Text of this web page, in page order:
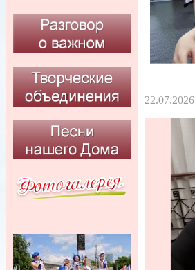
22.07.2026